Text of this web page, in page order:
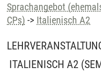
Sprachangebot
CPs) -> Italienisch A2
ITALIENISCH A2